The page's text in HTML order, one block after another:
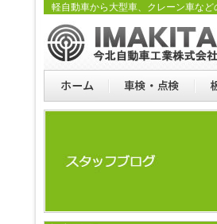
軽自動車から大型車、クレーン車な